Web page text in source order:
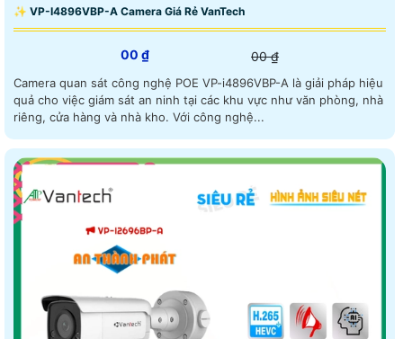
✨ VP-I4896VBP-A Camera Giá Rẻ VanTech
00 ₫ 00 ₫
Camera quan sát công nghệ POE VP-i4896VBP-A là giải pháp hiệu
quả cho việc giám sát an ninh tại các khu vực như văn phòng, nhà
riêng, cửa hàng và nhà kho. Với công nghệ...